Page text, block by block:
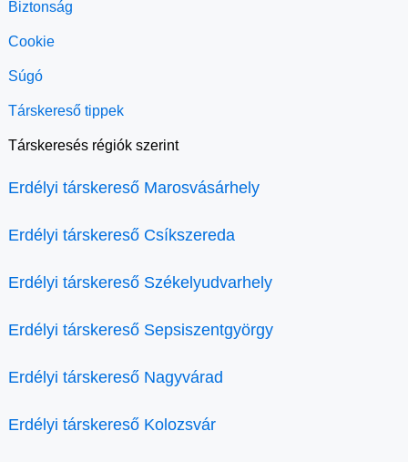
Biztonság
Cookie
Súgó
Társkereső tippek
Társkeresés régiók szerint
Erdélyi társkereső Marosvásárhely
Erdélyi társkereső Csíkszereda
Erdélyi társkereső Székelyudvarhely
Erdélyi társkereső Sepsiszentgyörgy
Erdélyi társkereső Nagyvárad
Erdélyi társkereső Kolozsvár